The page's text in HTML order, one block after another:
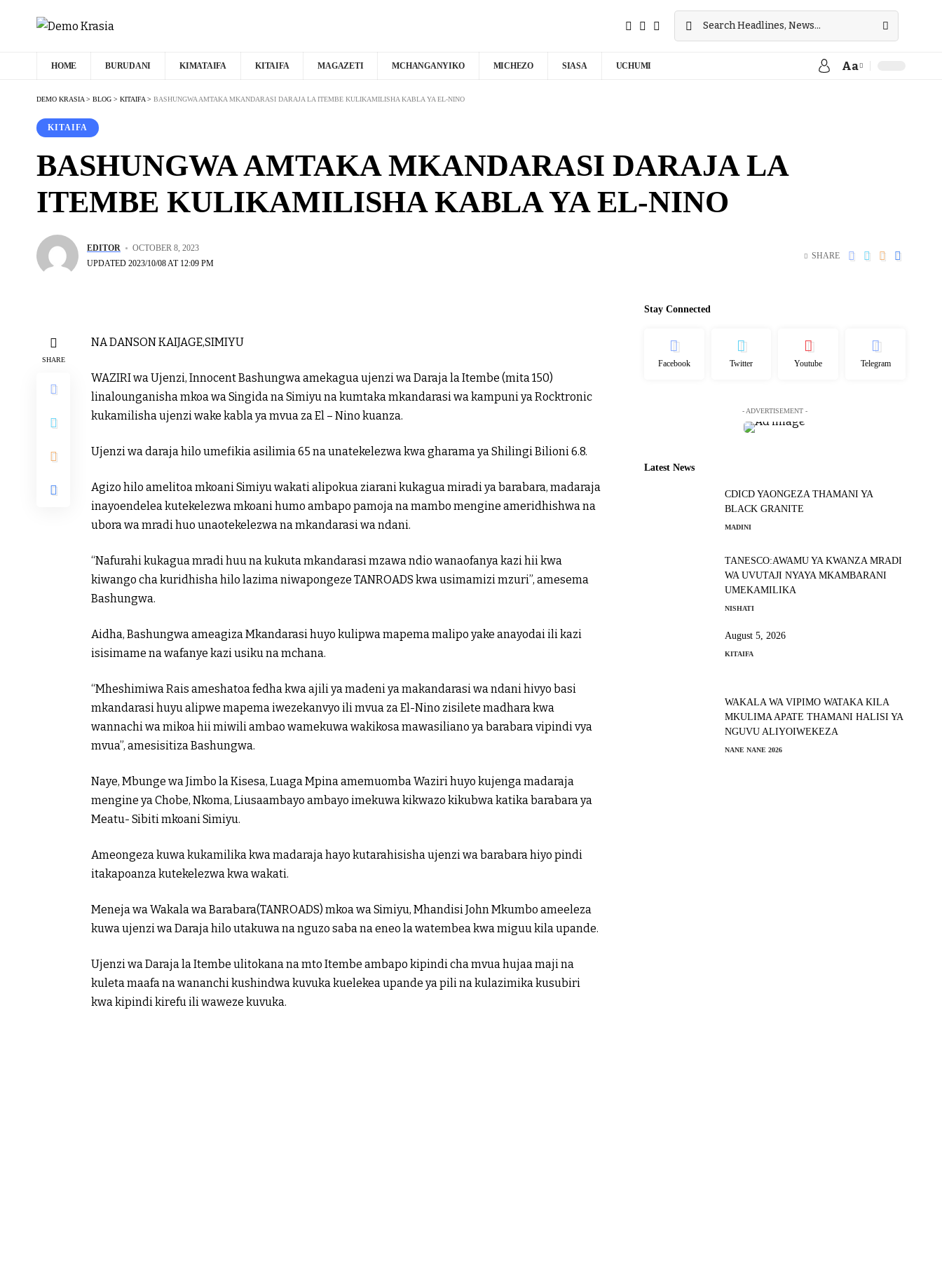
HOME BURUDANI KIMATAIFA KITAIFA MAGAZETI MCHANGANYIKO MICHEZO SIASA UCHUMI Aa
DEMO KRASIA > BLOG > KITAIFA > BASHUNGWA AMTAKA MKANDARASI DARAJA LA ITEMBE KULIKAMILISHA KABLA YA EL-NINO
KITAIFA
BASHUNGWA AMTAKA MKANDARASI DARAJA LA
ITEMBE KULIKAMILISHA KABLA YA EL-NINO
EDITOR
OCTOBER 8, 2023
UPDATED 2023/10/08 AT 12:09 PM
SHARE
SHARE
NA DANSON KAIJAGE,SIMIYU
WAZIRI wa Ujenzi, Innocent Bashungwa amekagua ujenzi wa Daraja la Itembe (mita 150)
linalounganisha mkoa wa Singida na Simiyu na kumtaka mkandarasi wa kampuni ya Rocktronic
kukamilisha ujenzi wake kabla ya mvua za El – Nino kuanza.
Ujenzi wa daraja hilo umefikia asilimia 65 na unatekelezwa kwa gharama ya Shilingi Bilioni 6.8.
Agizo hilo amelitoa mkoani Simiyu wakati alipokua ziarani kukagua miradi ya barabara, madaraja
inayoendelea kutekelezwa mkoani humo ambapo pamoja na mambo mengine ameridhishwa na
ubora wa mradi huo unaotekelezwa na mkandarasi wa ndani.
“Nafurahi kukagua mradi huu na kukuta mkandarasi mzawa ndio wanaofanya kazi hii kwa
kiwango cha kuridhisha hilo lazima niwapongeze TANROADS kwa usimamizi mzuri”, amesema
Bashungwa.
Aidha, Bashungwa ameagiza Mkandarasi huyo kulipwa mapema malipo yake anayodai ili kazi
isisimame na wafanye kazi usiku na mchana.
“Mheshimiwa Rais ameshatoa fedha kwa ajili ya madeni ya makandarasi wa ndani hivyo basi
mkandarasi huyu alipwe mapema iwezekanvyo ili mvua za El-Nino zisilete madhara kwa
wannachi wa mikoa hii miwili ambao wamekuwa wakikosa mawasiliano ya barabara vipindi vya
mvua”, amesisitiza Bashungwa.
Naye, Mbunge wa Jimbo la Kisesa, Luaga Mpina amemuomba Waziri huyo kujenga madaraja
mengine ya Chobe, Nkoma, Liusaambayo ambayo imekuwa kikwazo kikubwa katika barabara ya
Meatu- Sibiti mkoani Simiyu.
Ameongeza kuwa kukamilika kwa madaraja hayo kutarahisisha ujenzi wa barabara hiyo pindi
itakapoanza kutekelezwa kwa wakati.
Meneja wa Wakala wa Barabara(TANROADS) mkoa wa Simiyu, Mhandisi John Mkumbo ameeleza
kuwa ujenzi wa Daraja hilo utakuwa na nguzo saba na eneo la watembea kwa miguu kila upande.
Ujenzi wa Daraja la Itembe ulitokana na mto Itembe ambapo kipindi cha mvua hujaa maji na
kuleta maafa na wananchi kushindwa kuvuka kuelekea upande ya pili na kulazimika kusubiri
kwa kipindi kirefu ili waweze kuvuka.
Stay Connected
Facebook Twitter Youtube Telegram
- ADVERTISEMENT -
Latest News
CDICD YAONGEZA THAMANI YA
BLACK GRANITE
MADINI
TANESCO:AWAMU YA KWANZA MRADI
WA UVUTAJI NYAYA MKAMBARANI
UMEKAMILIKA
NISHATI
August 5, 2026
KITAIFA
WAKALA WA VIPIMO WATAKA KILA
MKULIMA APATE THAMANI HALISI YA
NGUVU ALIYOIWEKEZA
NANE NANE 2026